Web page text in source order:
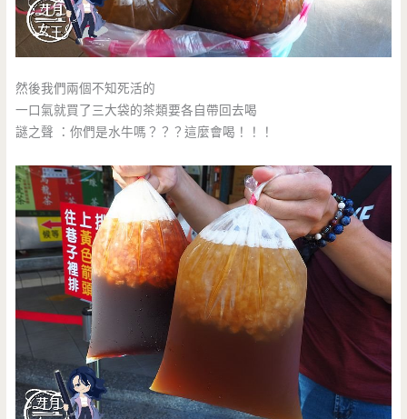
然後我們兩個不知死活的
一口氣就買了三大袋的茶類要各自帶回去喝
謎之聲 ：你們是水牛嗎？？？這麼會喝！！！